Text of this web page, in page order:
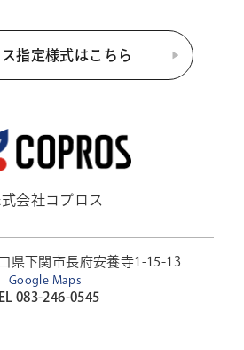
指定様式はこちら
会社コプロス
県下関市長府安養寺1-15-13
Google Maps
083-246-0545